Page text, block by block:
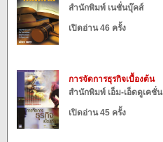
สำนักพิมพ์ เนชั่นบุ๊คส์
เปิดอ่าน 46 ครั้ง
การจัดการธุรกิจเบื้องต้น
สำนักพิมพ์ เอ็ม-เอ็ดดูเคชั่น
เปิดอ่าน 45 ครั้ง